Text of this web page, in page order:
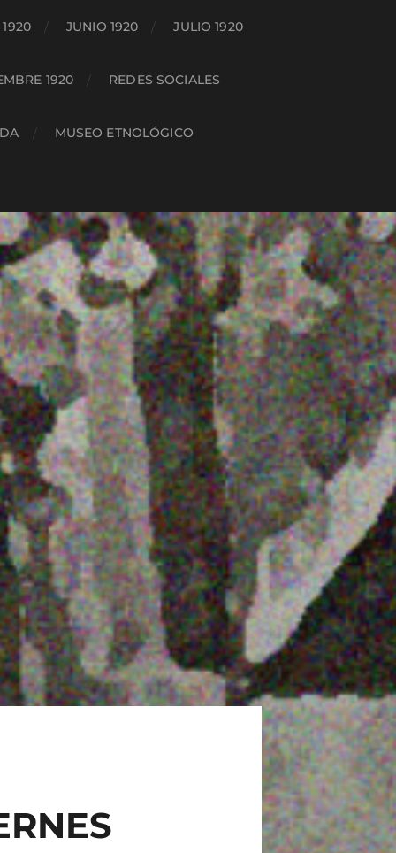
JUNIO 1920 JULIO 1920
1920 REDES SOCIALES
MUSEO ETNOLÓGICO